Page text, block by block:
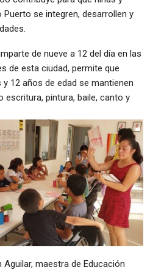
Puerto se integren, desarrollen y
de nueve a 12 del día en las
de esta ciudad, permite que
12 años de edad se mantienen
escritura, pintura, baile, canto y
Aguilar, maestra de Educación